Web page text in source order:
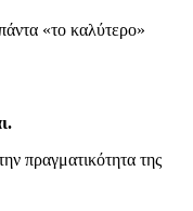
«το καλύτερο»
πραγματικότητα της